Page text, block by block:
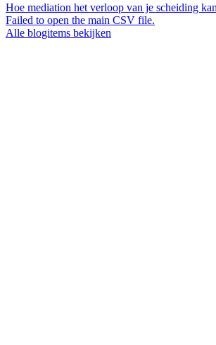
Hoe mediation het verloop van je scheiding
Failed to open the main CSV file.
Alle blogitems bekijken